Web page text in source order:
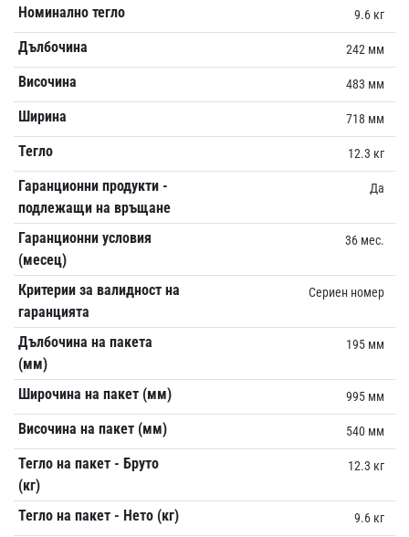
Номинално тегло 9.6 кг
Дълбочина 242 мм
Височина 483 мм
Ширина 718 мм
Тегло 12.3 кг
Гаранционни продукти -
подлежащи на връщане
Да
Гаранционни условия
(месец)
36 мес.
Критерии за валидност на
гаранцията
Сериен номер
Дълбочина на пакета
(мм)
195 мм
Широчина на пакет (мм) 995 мм
Височина на пакет (мм) 540 мм
Тегло на пакет - Бруто
(кг)
12.3 кг
Тегло на пакет - Нето (кг) 9.6 кг